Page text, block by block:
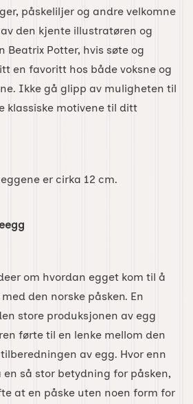
påskeliljer og andre velkomne
den kjente illustratøren og
Potter, hvis søte og
en favoritt hos både voksne og
Ikke gå glipp av muligheten til
klassiske motivene til ditt
er cirka 12 cm.
om hvordan egget kom til å
den norske påsken. En
store produksjonen av egg
førte til en lenke mellom den
av egg. Hvor enn
en så stor betydning for påsken,
at en påske uten noen form for